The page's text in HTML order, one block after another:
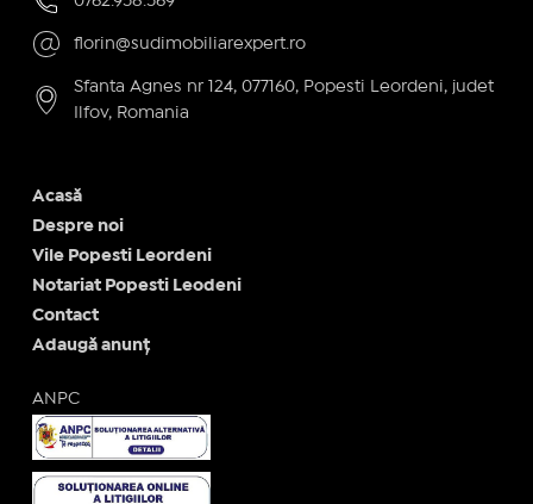
florin@sudimobiliarexpert.ro
Sfanta Agnes nr 124, 077160, Popesti Leordeni, judet
Ilfov, Romania
Acasă
Despre noi
Vile Popesti Leordeni
Notariat Popesti Leodeni
Contact
Adaugă anunț
ANPC